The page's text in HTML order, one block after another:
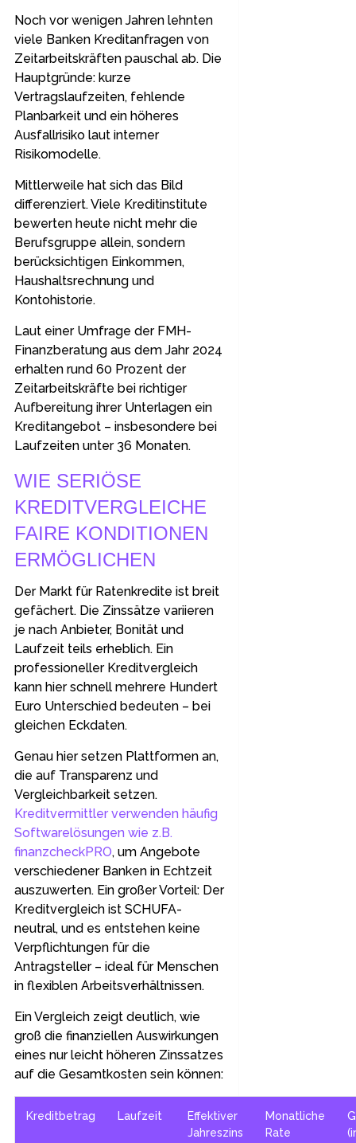
Noch vor wenigen Jahren lehnten
viele Banken Kreditanfragen von
Zeitarbeitskräften pauschal ab. Die
Hauptgründe: kurze
Vertragslaufzeiten, fehlende
Planbarkeit und ein höheres
Ausfallrisiko laut interner
Risikomodelle.
Mittlerweile hat sich das Bild
differenziert. Viele Kreditinstitute
bewerten heute nicht mehr die
Berufsgruppe allein, sondern
berücksichtigen Einkommen,
Haushaltsrechnung und
Kontohistorie.
Laut einer Umfrage der FMH-
Finanzberatung aus dem Jahr 2024
erhalten rund 60 Prozent der
Zeitarbeitskräfte bei richtiger
Aufbereitung ihrer Unterlagen ein
Kreditangebot – insbesondere bei
Laufzeiten unter 36 Monaten.
WIE SERIÖSE
KREDITVERGLEICHE
FAIRE KONDITIONEN
ERMÖGLICHEN
Der Markt für Ratenkredite ist breit
gefächert. Die Zinssätze variieren
je nach Anbieter, Bonität und
Laufzeit teils erheblich. Ein
professioneller Kreditvergleich
kann hier schnell mehrere Hundert
Euro Unterschied bedeuten – bei
gleichen Eckdaten.
Genau hier setzen Plattformen an,
die auf Transparenz und
Vergleichbarkeit setzen.
Kreditvermittler verwenden häufig
Softwarelösungen wie z.B.
finanzcheckPRO, um Angebote
verschiedener Banken in Echtzeit
auszuwerten. Ein großer Vorteil: Der
Kreditvergleich ist SCHUFA-
neutral, und es entstehen keine
Verpflichtungen für die
Antragsteller – ideal für Menschen
in flexiblen Arbeitsverhältnissen.
Ein Vergleich zeigt deutlich, wie
groß die finanziellen Auswirkungen
eines nur leicht höheren Zinssatzes
auf die Gesamtkosten sein können:
Kreditbetrag Laufzeit
Effektiver
Jahreszins
Monatliche
Rate